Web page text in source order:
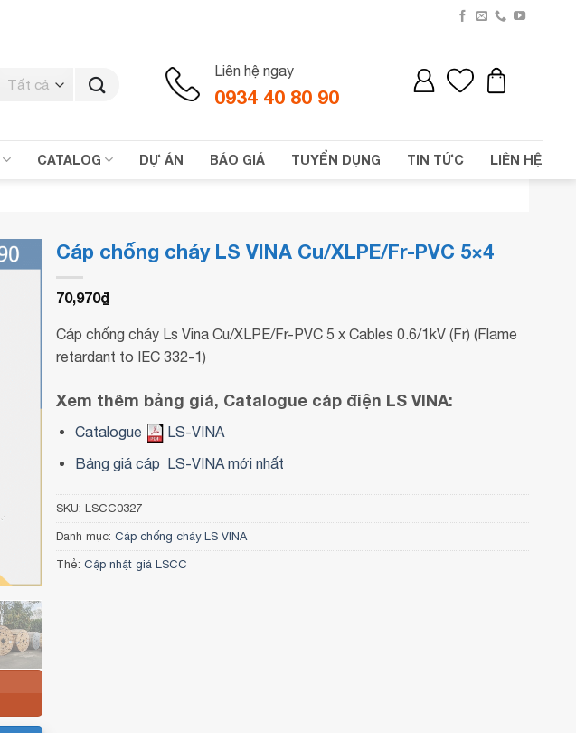
Liên hệ ngay
0934 40 80 90
CATALOG DỰ ÁN BÁO GIÁ TUYỂN DỤNG TIN TỨC LIÊN HỆ
Cáp chống cháy LS VINA Cu/XLPE/Fr-PVC 5×4
70,970₫
Cáp chống cháy Ls Vina Cu/XLPE/Fr-PVC 5 x Cables 0.6/1kV (Fr) (Flame
retardant to IEC 332-1)
Xem thêm bảng giá, Catalogue cáp điện LS VINA:
Catalogue
LS-VINA
Bảng giá cáp LS-VINA mới nhất
SKU: LSCC0327
Danh mục: Cáp chống cháy LS VINA
Thẻ: Cập nhật giá LSCC